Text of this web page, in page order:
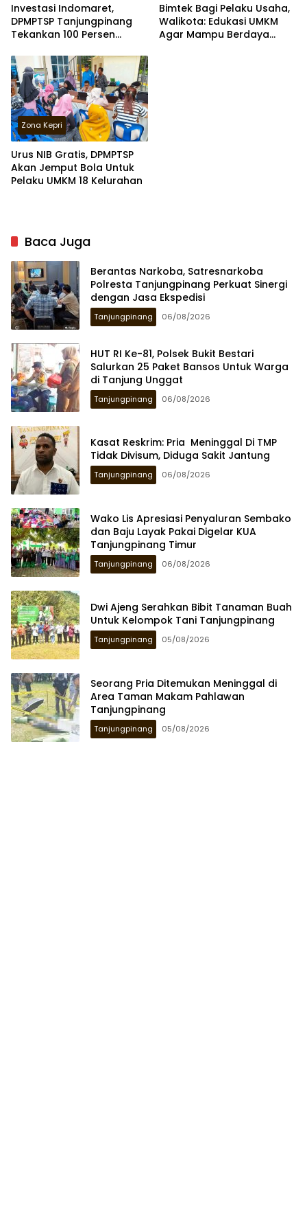
Investasi Indomaret,
DPMPTSP Tanjungpinang
Tekankan 100 Persen
Bimtek Bagi Pelaku Usaha,
Walikota: Edukasi UMKM
Agar Mampu Berdaya
Zona Kepri
Urus NIB Gratis, DPMPTSP
Akan Jemput Bola Untuk
Pelaku UMKM 18 Kelurahan
Baca Juga
Berantas Narkoba, Satresnarkoba
Polresta Tanjungpinang Perkuat Sinergi
dengan Jasa Ekspedisi
Tanjungpinang 06/08/2026
HUT RI Ke-81, Polsek Bukit Bestari
Salurkan 25 Paket Bansos Untuk Warga
di Tanjung Unggat
Tanjungpinang 06/08/2026
Kasat Reskrim: Pria Meninggal Di TMP
Tidak Divisum, Diduga Sakit Jantung
Tanjungpinang 06/08/2026
Wako Lis Apresiasi Penyaluran Sembako
dan Baju Layak Pakai Digelar KUA
Tanjungpinang Timur
Tanjungpinang 06/08/2026
Dwi Ajeng Serahkan Bibit Tanaman Buah
Untuk Kelompok Tani Tanjungpinang
Tanjungpinang 05/08/2026
Seorang Pria Ditemukan Meninggal di
Area Taman Makam Pahlawan
Tanjungpinang
Tanjungpinang 05/08/2026